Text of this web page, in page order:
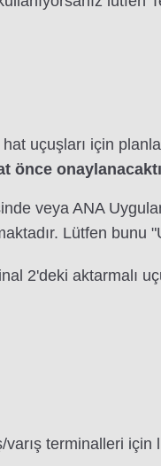
uçuşları için
önce
veya ANA
Lütfen bunu
2'deki aktarmalı
terminalleri için